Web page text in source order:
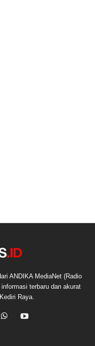
ANDIKA MediaNet (Radio
terbaru dan akurat
Raya.